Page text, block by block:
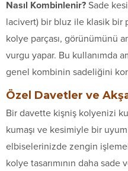
Nasıl Kombinlenir? Sade
lacivert) bir bluz ile klasik
kolye parçası, görünümünü
vurgu yapar. Bu kullanımda
genel kombinin sadeliğini
Özel Davetler ve
Bir davette kişniş kolyenizi
kumaşı ve kesimiyle bir uyum
elbiselerinizde zengin
kolye tasarımının daha sade